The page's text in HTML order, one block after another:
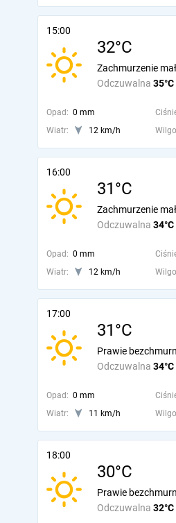
15:00
32°C
Odczuwalna 35°C
Zachmurzenie
Opad: 0 mm
Wiatr:
12 km/h
16:00
31°C
Odczuwalna 34°C
Zachmurzenie
Opad: 0 mm
Wiatr:
12 km/h
17:00
31°C
Odczuwalna 34°C
Prawie
Opad: 0 mm
Wiatr:
11 km/h
18:00
30°C
Odczuwalna 32°C
Prawie